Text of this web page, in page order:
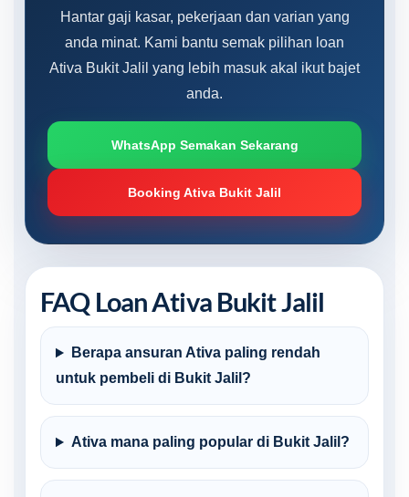
Hantar gaji kasar, pekerjaan dan varian yang
anda minat. Kami bantu semak pilihan loan
Ativa Bukit Jalil yang lebih masuk akal ikut bajet
anda.
WhatsApp Semakan Sekarang
Booking Ativa Bukit Jalil
FAQ Loan Ativa Bukit Jalil
Berapa ansuran Ativa paling rendah
untuk pembeli di Bukit Jalil?
Ativa mana paling popular di Bukit Jalil?